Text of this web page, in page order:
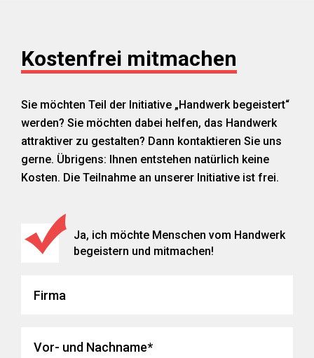
Kostenfrei mitmachen
Sie möchten Teil der Initiative „Handwerk begeistert“
werden? Sie möchten dabei helfen, das Handwerk
attraktiver zu gestalten? Dann kontaktieren Sie uns
gerne. Übrigens: Ihnen entstehen natürlich keine
Kosten. Die Teilnahme an unserer Initiative ist frei.
Ja, ich möchte Menschen vom Handwerk
begeistern und mitmachen!